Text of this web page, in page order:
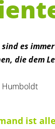
es
die dem
Humboldt
ist